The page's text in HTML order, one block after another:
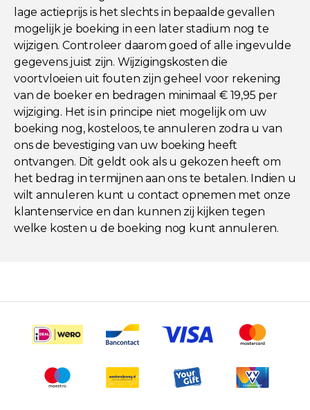
lage actieprijs is het slechts in bepaalde gevallen
mogelijk je boeking in een later stadium nog te
wijzigen. Controleer daarom goed of alle ingevulde
gegevens juist zijn. Wijzigingskosten die
voortvloeien uit fouten zijn geheel voor rekening
van de boeker en bedragen minimaal € 19,95 per
wijziging. Het is in principe niet mogelijk om uw
boeking nog, kosteloos, te annuleren zodra u van
ons de bevestiging van uw boeking heeft
ontvangen. Dit geldt ook als u gekozen heeft om
het bedrag in termijnen aan ons te betalen. Indien u
wilt annuleren kunt u contact opnemen met onze
klantenservice en dan kunnen zij kijken tegen
welke kosten u de boeking nog kunt annuleren.